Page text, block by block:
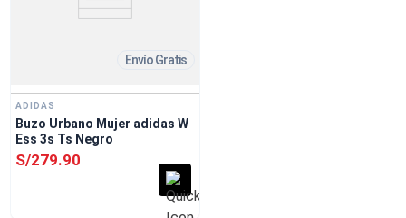
Envío Gratis
ADIDAS
Buzo Urbano Mujer adidas W
Ess 3s Ts Negro
S/279.90